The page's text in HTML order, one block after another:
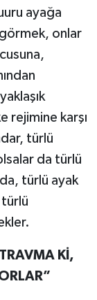
ayağa
görmek, onlar
rejimine karşı
türlü
da türlü
türlü ayak
türlü
Kİ,